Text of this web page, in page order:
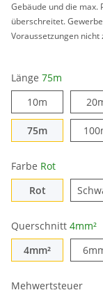
Gebäude und die max.
überschreitet.
Voraussetzungen
Länge 75m
10m
75m
Farbe Rot
Rot
Querschnitt 4mm²
4mm²
Mehwertsteuer